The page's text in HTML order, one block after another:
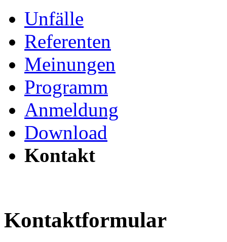
Unfälle
Referenten
Meinungen
Programm
Anmeldung
Download
Kontakt
Kontaktformular